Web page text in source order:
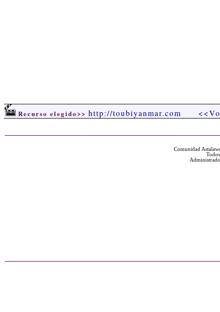
Recurso elegido>> http://toubiyanmar.com
Comunidad